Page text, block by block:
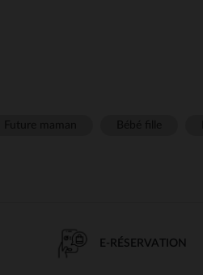
E-RÉSERVATION